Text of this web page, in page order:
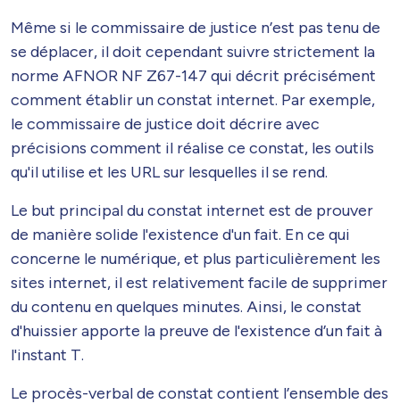
Même si le commissaire de justice n’est pas tenu de
se déplacer, il doit cependant suivre strictement la
norme AFNOR NF Z67-147 qui décrit précisément
comment établir un constat internet. Par exemple,
le commissaire de justice doit décrire avec
précisions comment il réalise ce constat, les outils
qu'il utilise et les URL sur lesquelles il se rend.
Le but principal du constat internet est de prouver
de manière solide l'existence d'un fait. En ce qui
concerne le numérique, et plus particulièrement les
sites internet, il est relativement facile de supprimer
du contenu en quelques minutes. Ainsi, le constat
d'huissier apporte la preuve de l'existence d’un fait à
l'instant T.
Le procès-verbal de constat contient l’ensemble des